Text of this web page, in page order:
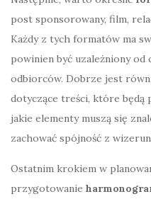
post sponsorowany, film,
Każdy z tych formatów ma
powinien być uzależniony
odbiorców. Dobrze jest
dotyczące treści, które będą
jakie elementy muszą się
zachować spójność z
Ostatnim krokiem w
przygotowanie